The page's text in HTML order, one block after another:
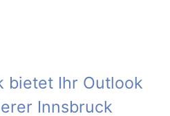
bietet Ihr Outlook
Innsbruck